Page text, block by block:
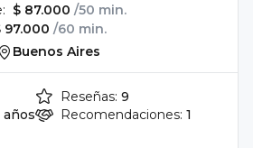
$ 87.000 /50 min.
97.000 /60 min.
Buenos Aires
años
Reseñas: 9
Recomendaciones: 1